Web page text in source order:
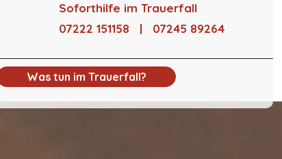
Soforthilfe im Trauerfall
07222 151158 | 07245 89264
Was tun im Trauerfall?